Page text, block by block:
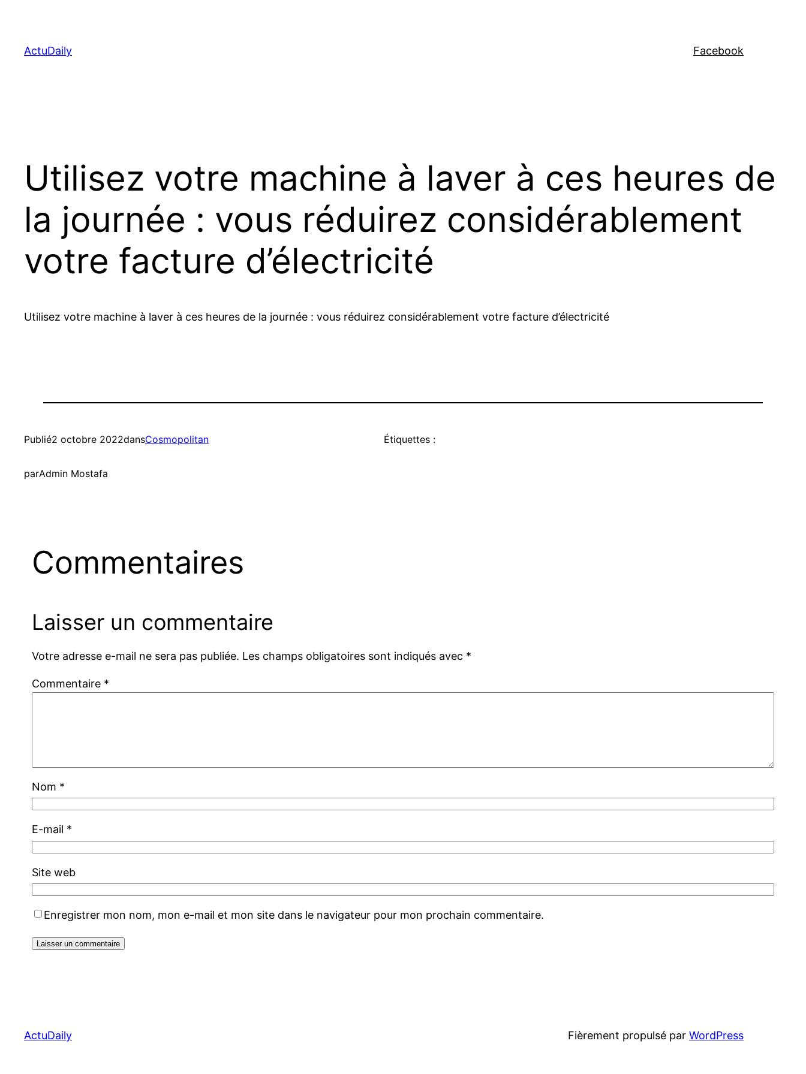
contenu
ActuDaily Facebook
Utilisez votre machine à laver à ces heures de
la journée : vous réduirez considérablement
votre facture d’électricité
Utilisez votre machine à laver à ces heures de la journée : vous réduirez considérablement votre facture d’électricité
Publié2 octobre 2022dansCosmopolitan
parAdmin Mostafa
Étiquettes :
Commentaires
Laisser un commentaire
Votre adresse e-mail ne sera pas publiée. Les champs obligatoires sont indiqués avec *
Commentaire *
Nom *
E-mail *
Site web
Enregistrer mon nom, mon e-mail et mon site dans le navigateur pour mon prochain commentaire.
ActuDaily Fièrement propulsé par WordPress